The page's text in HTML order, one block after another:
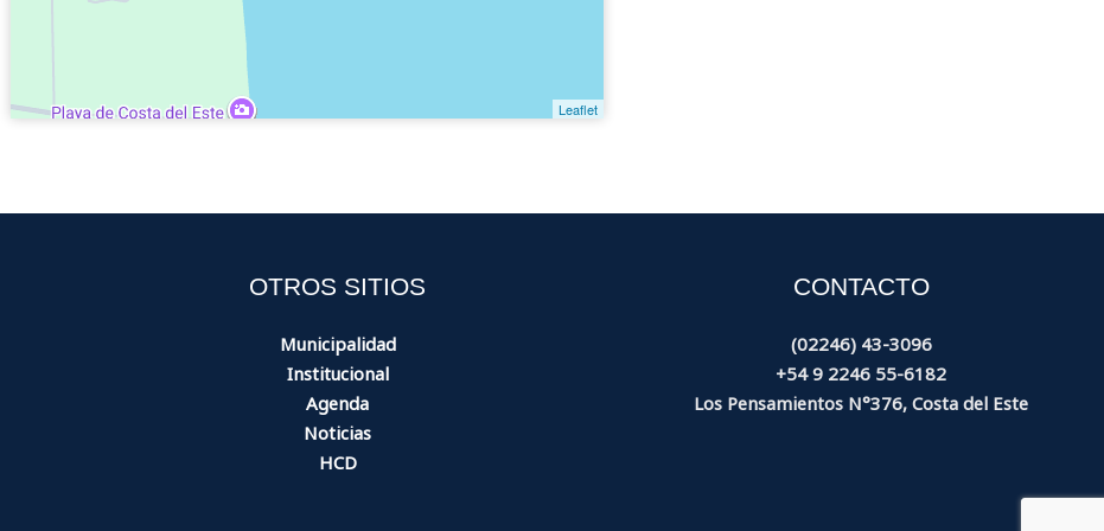
Leaflet
OTROS SITIOS
Municipalidad
Institucional
Agenda
Noticias
HCD
CONTACTO
(02246) 43-3096
+54 9 2246 55-6182
Los Pensamientos N°376, Costa del Este